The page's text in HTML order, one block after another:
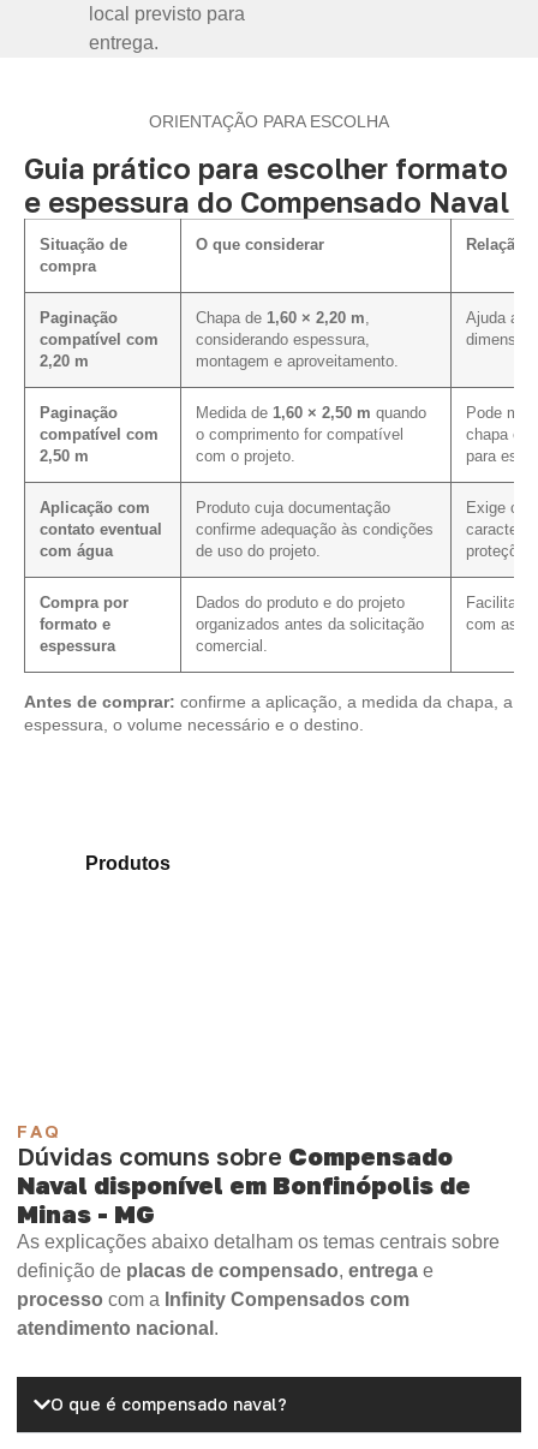
local previsto para
entrega.
ORIENTAÇÃO PARA ESCOLHA
Guia prático para escolher formato
e espessura do Compensado Naval
Situação de
compra
O que considerar Relação
Paginação
compatível com
2,20 m
Chapa de 1,60 × 2,20 m
considerando espessura,
montagem e aproveitamento.
Ajuda a
Paginação
compatível com
2,50 m
Medida de 1,60 × 2,50 m quando
o comprimento for compatível
com o projeto.
Pode
chapa
para
Aplicação com
contato eventual
com água
Produto cuja documentação
confirme adequação às condições
de uso do projeto.
Exige
Compra por
formato e
espessura
Dados do produto e do projeto
organizados antes da solicitação
comercial.
Facilita a
com as
Antes de comprar: confirme a aplicação, a medida da chapa, a
espessura, o volume necessário e o destino.
Produtos
FAQ
Dúvidas comuns sobre Compensado
Naval disponível em Bonfinópolis de
Minas - MG
As explicações abaixo detalham os temas centrais sobre
definição de placas de compensado, entrega e
processo com a Infinity Compensados com
atendimento nacional .
O que é compensado naval?